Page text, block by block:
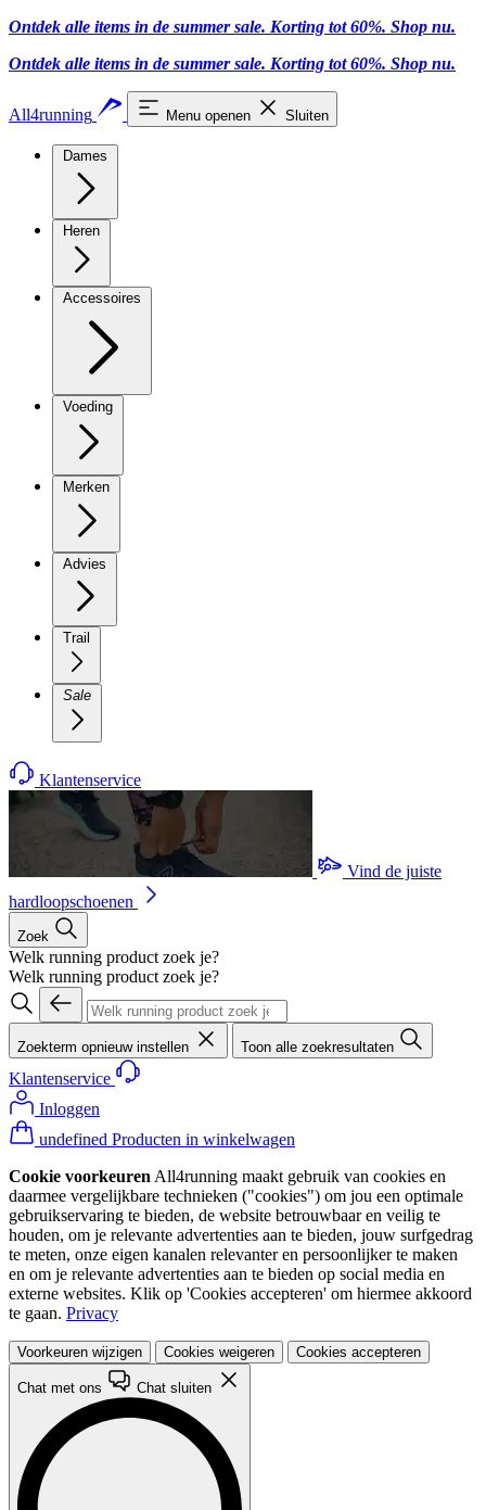
Ontdek alle items in de summer sale. Korting tot 60%. Shop nu.
Ontdek alle items in de summer sale. Korting tot 60%. Shop nu.
All4running Menu openen Sluiten
Dames
Heren
Accessoires
Voeding
Merken
Advies
Trail
Sale
Klantenservice
Vind de juiste
hardloopschoenen
Zoek
Welk running product zoek je?
Welk running product zoek je?
Zoekterm opnieuw instellen Toon alle zoekresultaten
Klantenservice
Inloggen
undefined Producten in winkelwagen
Cookie voorkeuren All4running maakt gebruik van cookies en
daarmee vergelijkbare technieken ("cookies") om jou een optimale
gebruikservaring te bieden, de website betrouwbaar en veilig te
houden, om je relevante advertenties aan te bieden, jouw surfgedrag
te meten, onze eigen kanalen relevanter en persoonlijker te maken
en om je relevante advertenties aan te bieden op social media en
externe websites. Klik op 'Cookies accepteren' om hiermee akkoord
te gaan. Privacy
Voorkeuren wijzigen Cookies weigeren Cookies accepteren
Chat met ons Chat sluiten